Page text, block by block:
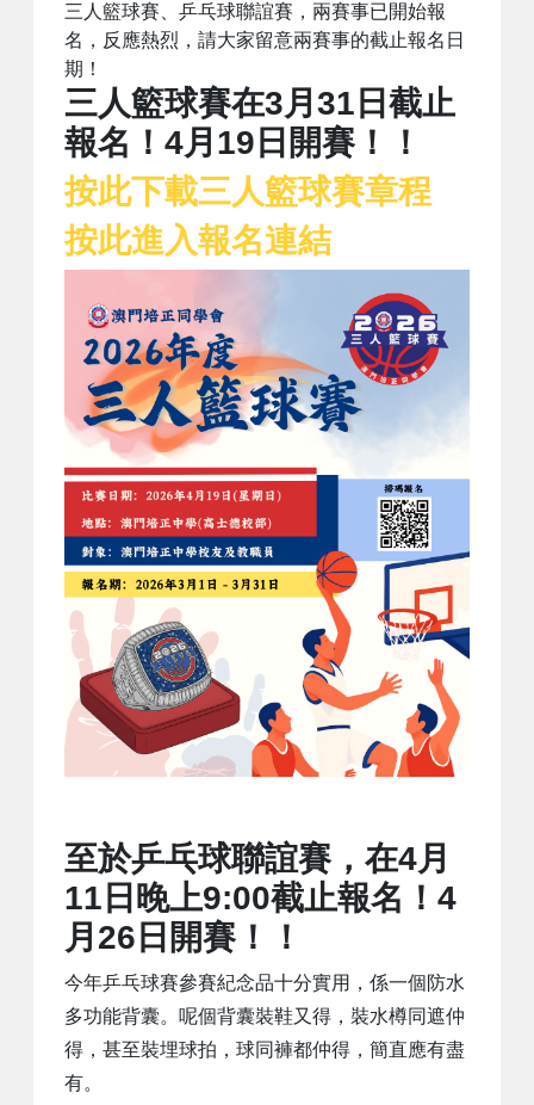
三人籃球賽、乒乓球聯誼賽，兩賽事已開始報
名，反應熱烈，請大家留意兩賽事的截止報名日
期！
三人籃球賽在3月31日截止
報名！4月19日開賽！！
按此下載三人籃球賽章程
按此進入報名連結
至於乒乓球聯誼賽，在4月
11日晚上9:00截止報名！4
月26日開賽！！
今年乒乓球賽參賽紀念品十分實用，係一個防水
多功能背囊。呢個背囊裝鞋又得，裝水樽同遮仲
得，甚至裝埋球拍，球同褲都仲得，簡直應有盡
有。